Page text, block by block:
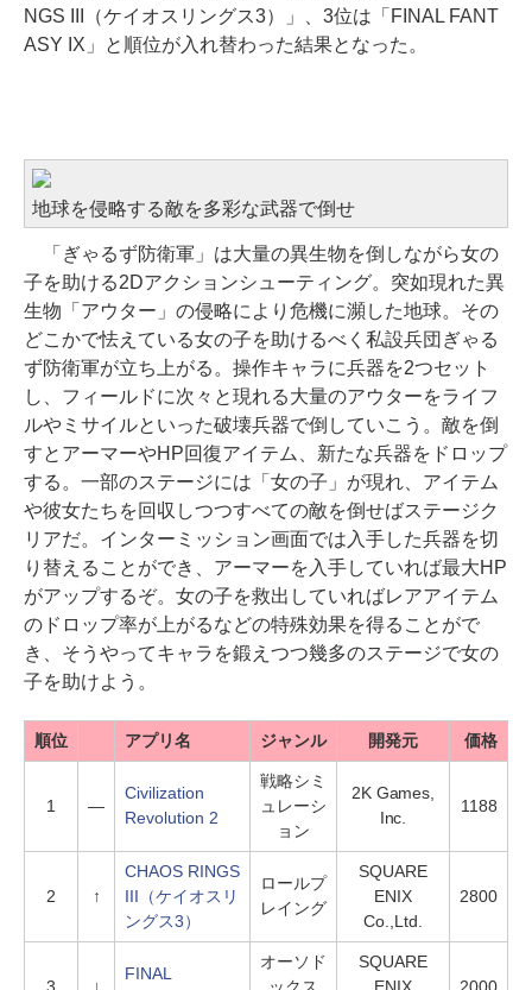
NGS III（ケイオスリングス3）」、3位は「FINAL FANT
ASY IX」と順位が入れ替わった結果となった。
地球を侵略する敵を多彩な武器で倒せ
「ぎゃるず防衛軍」は大量の異生物を倒しながら女の
子を助ける2Dアクションシューティング。突如現れた異
生物「アウター」の侵略により危機に瀕した地球。その
どこかで怯えている女の子を助けるべく私設兵団ぎゃる
ず防衛軍が立ち上がる。操作キャラに兵器を2つセット
し、フィールドに次々と現れる大量のアウターをライフ
ルやミサイルといった破壊兵器で倒していこう。敵を倒
すとアーマーやHP回復アイテム、新たな兵器をドロップ
する。一部のステージには「女の子」が現れ、アイテム
や彼女たちを回収しつつすべての敵を倒せばステージク
リアだ。インターミッション画面では入手した兵器を切
り替えることができ、アーマーを入手していれば最大HP
がアップするぞ。女の子を救出していればレアアイテム
のドロップ率が上がるなどの特殊効果を得ることがで
き、そうやってキャラを鍛えつつ幾多のステージで女の
子を助けよう。
順位 アプリ名 ジャンル 開発元 価格
1 ―
Civilization
Revolution 2
戦略シミ
ュレーシ
ョン
2K Games,
Inc.
1188
2 ↑
CHAOS RINGS
III（ケイオスリ
ングス3）
ロールプ
レイング
SQUARE
ENIX
Co.,Ltd.
2800
FINAL
オーソド
SQUARE